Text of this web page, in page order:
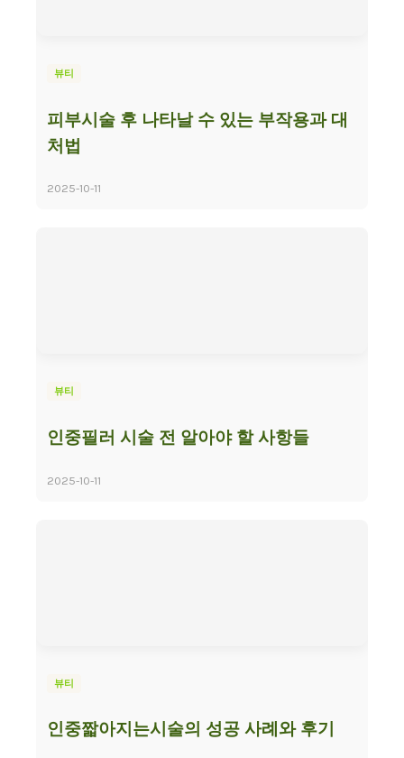
뷰티
피부시술 후 나타날 수 있는 부작용과 대
처법
2025-10-11
뷰티
인중필러 시술 전 알아야 할 사항들
2025-10-11
뷰티
인중짧아지는시술의 성공 사례와 후기